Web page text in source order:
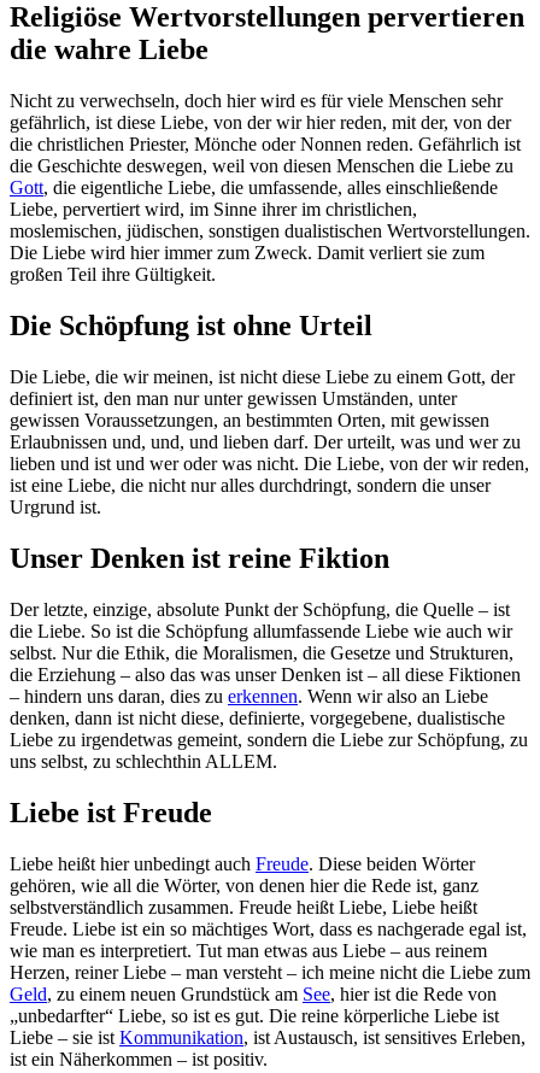
Religiöse Wertvorstellungen pervertieren
die wahre Liebe
Nicht zu verwechseln, doch hier wird es für viele Menschen sehr
gefährlich, ist diese Liebe, von der wir hier reden, mit der, von der
die christlichen Priester, Mönche oder Nonnen reden. Gefährlich ist
die Geschichte deswegen, weil von diesen Menschen die Liebe zu
Gott, die eigentliche Liebe, die umfassende, alles einschließende
Liebe, pervertiert wird, im Sinne ihrer im christlichen,
moslemischen, jüdischen, sonstigen dualistischen Wertvorstellungen.
Die Liebe wird hier immer zum Zweck. Damit verliert sie zum
großen Teil ihre Gültigkeit.
Die Schöpfung ist ohne Urteil
Die Liebe, die wir meinen, ist nicht diese Liebe zu einem Gott, der
definiert ist, den man nur unter gewissen Umständen, unter
gewissen Voraussetzungen, an bestimmten Orten, mit gewissen
Erlaubnissen und, und, und lieben darf. Der urteilt, was und wer zu
lieben und ist und wer oder was nicht. Die Liebe, von der wir reden,
ist eine Liebe, die nicht nur alles durchdringt, sondern die unser
Urgrund ist.
Unser Denken ist reine Fiktion
Der letzte, einzige, absolute Punkt der Schöpfung, die Quelle – ist
die Liebe. So ist die Schöpfung allumfassende Liebe wie auch wir
selbst. Nur die Ethik, die Moralismen, die Gesetze und Strukturen,
die Erziehung – also das was unser Denken ist – all diese Fiktionen
– hindern uns daran, dies zu erkennen. Wenn wir also an Liebe
denken, dann ist nicht diese, definierte, vorgegebene, dualistische
Liebe zu irgendetwas gemeint, sondern die Liebe zur Schöpfung, zu
uns selbst, zu schlechthin ALLEM.
Liebe ist Freude
Liebe heißt hier unbedingt auch Freude. Diese beiden Wörter
gehören, wie all die Wörter, von denen hier die Rede ist, ganz
selbstverständlich zusammen. Freude heißt Liebe, Liebe heißt
Freude. Liebe ist ein so mächtiges Wort, dass es nachgerade egal ist,
wie man es interpretiert. Tut man etwas aus Liebe – aus reinem
Herzen, reiner Liebe – man versteht – ich meine nicht die Liebe zum
Geld, zu einem neuen Grundstück am See, hier ist die Rede von
„unbedarfter“ Liebe, so ist es gut. Die reine körperliche Liebe ist
Liebe – sie ist Kommunikation, ist Austausch, ist sensitives Erleben,
ist ein Näherkommen – ist positiv.